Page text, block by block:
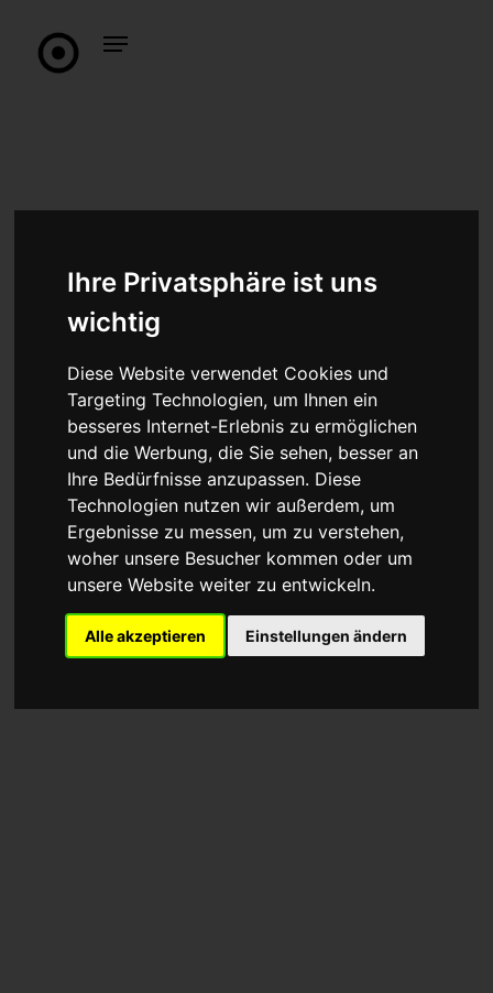
Ihre Privatsphäre ist uns
wichtig
Diese Website verwendet Cookies und
Targeting Technologien, um Ihnen ein
besseres Internet-Erlebnis zu ermöglichen
und die Werbung, die Sie sehen, besser an
Ihre Bedürfnisse anzupassen. Diese
Technologien nutzen wir außerdem, um
Ergebnisse zu messen, um zu verstehen,
woher unsere Besucher kommen oder um
unsere Website weiter zu entwickeln.
Alle akzeptieren Einstellungen ändern